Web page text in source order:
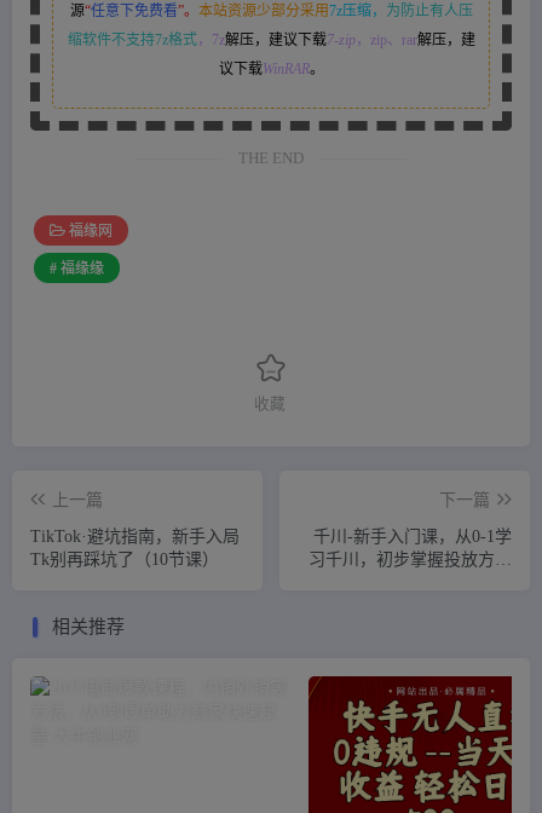
源“任意下免费看”。 本站资源少部分采用7z压缩，
为防止有人压
缩软件不支持7z格式，7z解压，建议下载7-zip，zip、rar解压，建
议下载WinRAR。
THE END
福缘网
# 福缘缘
收藏
上一篇
TikTok·避坑指南，新手入局
Tk别再踩坑了（10节课）
下一篇
千川-新手入门课，从0-1学
习千川，初步掌握投放方法
相关推荐